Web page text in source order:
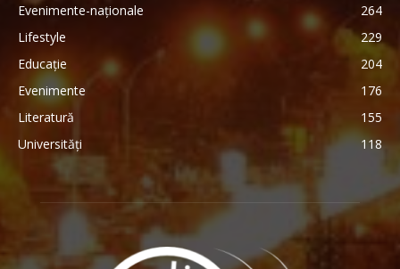
Evenimente-naționale
264
Lifestyle
229
Educație
204
Evenimente
176
Literatură
155
Universități
118